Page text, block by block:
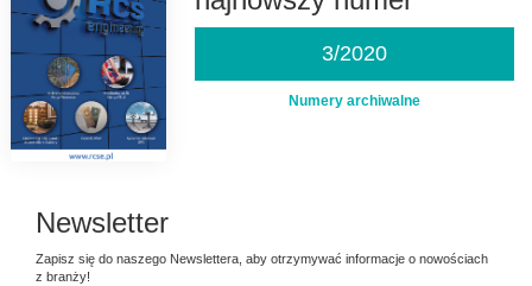
3/2020
Numery archiwalne
Newsletter
Zapisz się do naszego Newslettera, aby otrzymywać informacje o nowościach
z branży!